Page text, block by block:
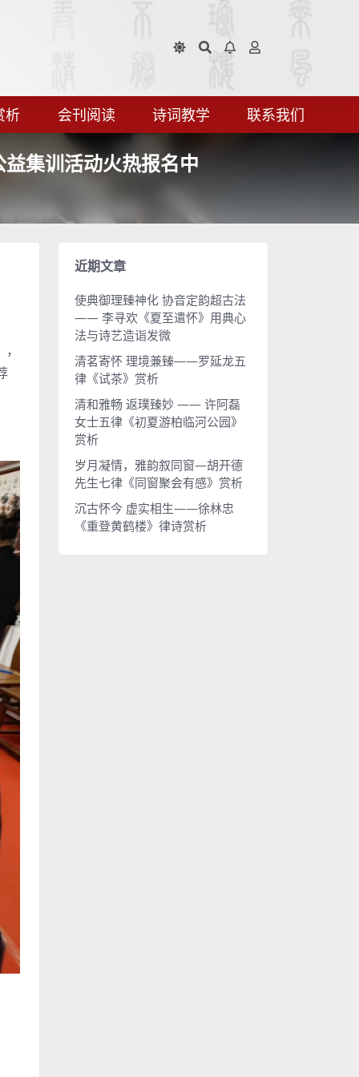
析 会刊阅读 诗词教学 联系我们
集训活动火热报名中
近期文章
使典御理臻神化 协音定韵超古法
—— 李寻欢《夏至遣怀》用典心
法与诗艺造诣发微
清茗寄怀 理境兼臻——罗延龙五
律《试茶》赏析
清和雅畅 返璞臻妙 —— 许阿磊
女士五律《初夏游柏临河公园》
赏析
岁月凝情，雅韵叙同窗—胡开德
先生七律《同窗聚会有感》赏析
沉古怀今 虚实相生——徐林忠
《重登黄鹤楼》律诗赏析